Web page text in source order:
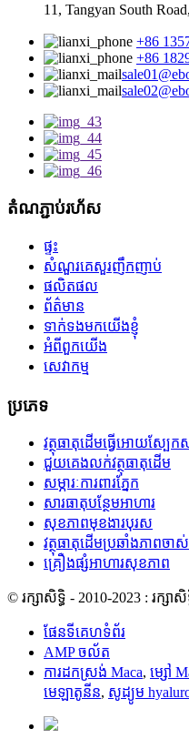
11, Tangyan South
+86
+86
តំណភ្ជាប់រហ័ស
ផ្ទះ
សំណួរគេសួរញឹកញាប់
ផលិតផល
ព័ត៌មាន
ទាក់ទងមកយើងខ្ញុំ
អំពីពួកយើង
សេវាកម្ម
ប្រភេទ
វត្ថុធាតុដើមធ្វើអោយស្បែក
ជួយគេងលក់វត្ថុធាតុដើម
សម្ភារៈការពារភ្នែក
សារធាតុបន្ថែមអាហារ
សុខភាពមុខងារបុរស
វត្ថុធាតុដើមប្រឆាំងភាពចាស់
គ្រឿងផ្សំអាហារសុខភាព
© រក្សាសិទ្ធិ - 2010-2023 : រក្សា
ផែនទីគេហទំព័រ
AMP ចល័ត
ការដកស្រង់ Maca, ម្សៅ
មេឡាតូនីន, សូដ្យូម